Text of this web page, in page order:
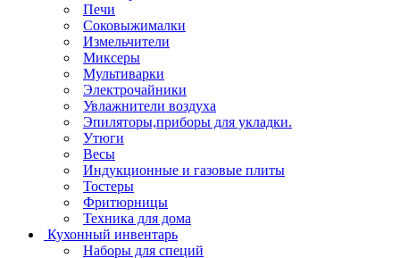
Печи
Соковыжималки
Измельчители
Миксеры
Мультиварки
Электрочайники
Увлажнители воздуха
Эпиляторы,приборы для укладки.
Утюги
Весы
Индукционные и газовые плиты
Тостеры
Фритюрницы
Техника для дома
Кухонный инвентарь
Наборы для специй